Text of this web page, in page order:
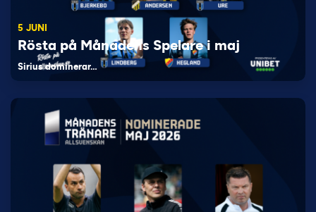
5 JUNI
Rösta på Månadens Spelare i maj
Sirius dominerar…